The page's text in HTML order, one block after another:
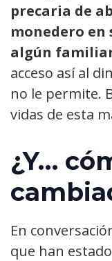
precaria de
monedero en
algún
acceso así al
no le permite.
vidas de esta
¿Y…
En
que han